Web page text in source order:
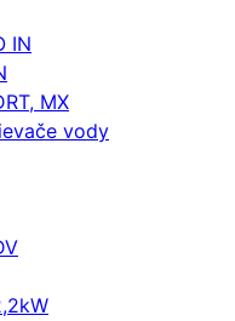
IN
MX
vody